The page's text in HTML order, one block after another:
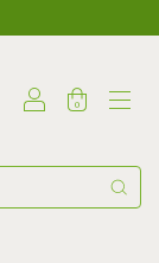
0